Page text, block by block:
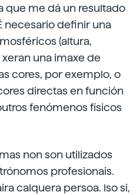
que me dá un resultado
necesario definir una
(altura,
una imaxe de
cores, por exemplo, o
directas en función
fenómenos físicos
non son utilizados
profesionais.
calquera persoa. Iso si,